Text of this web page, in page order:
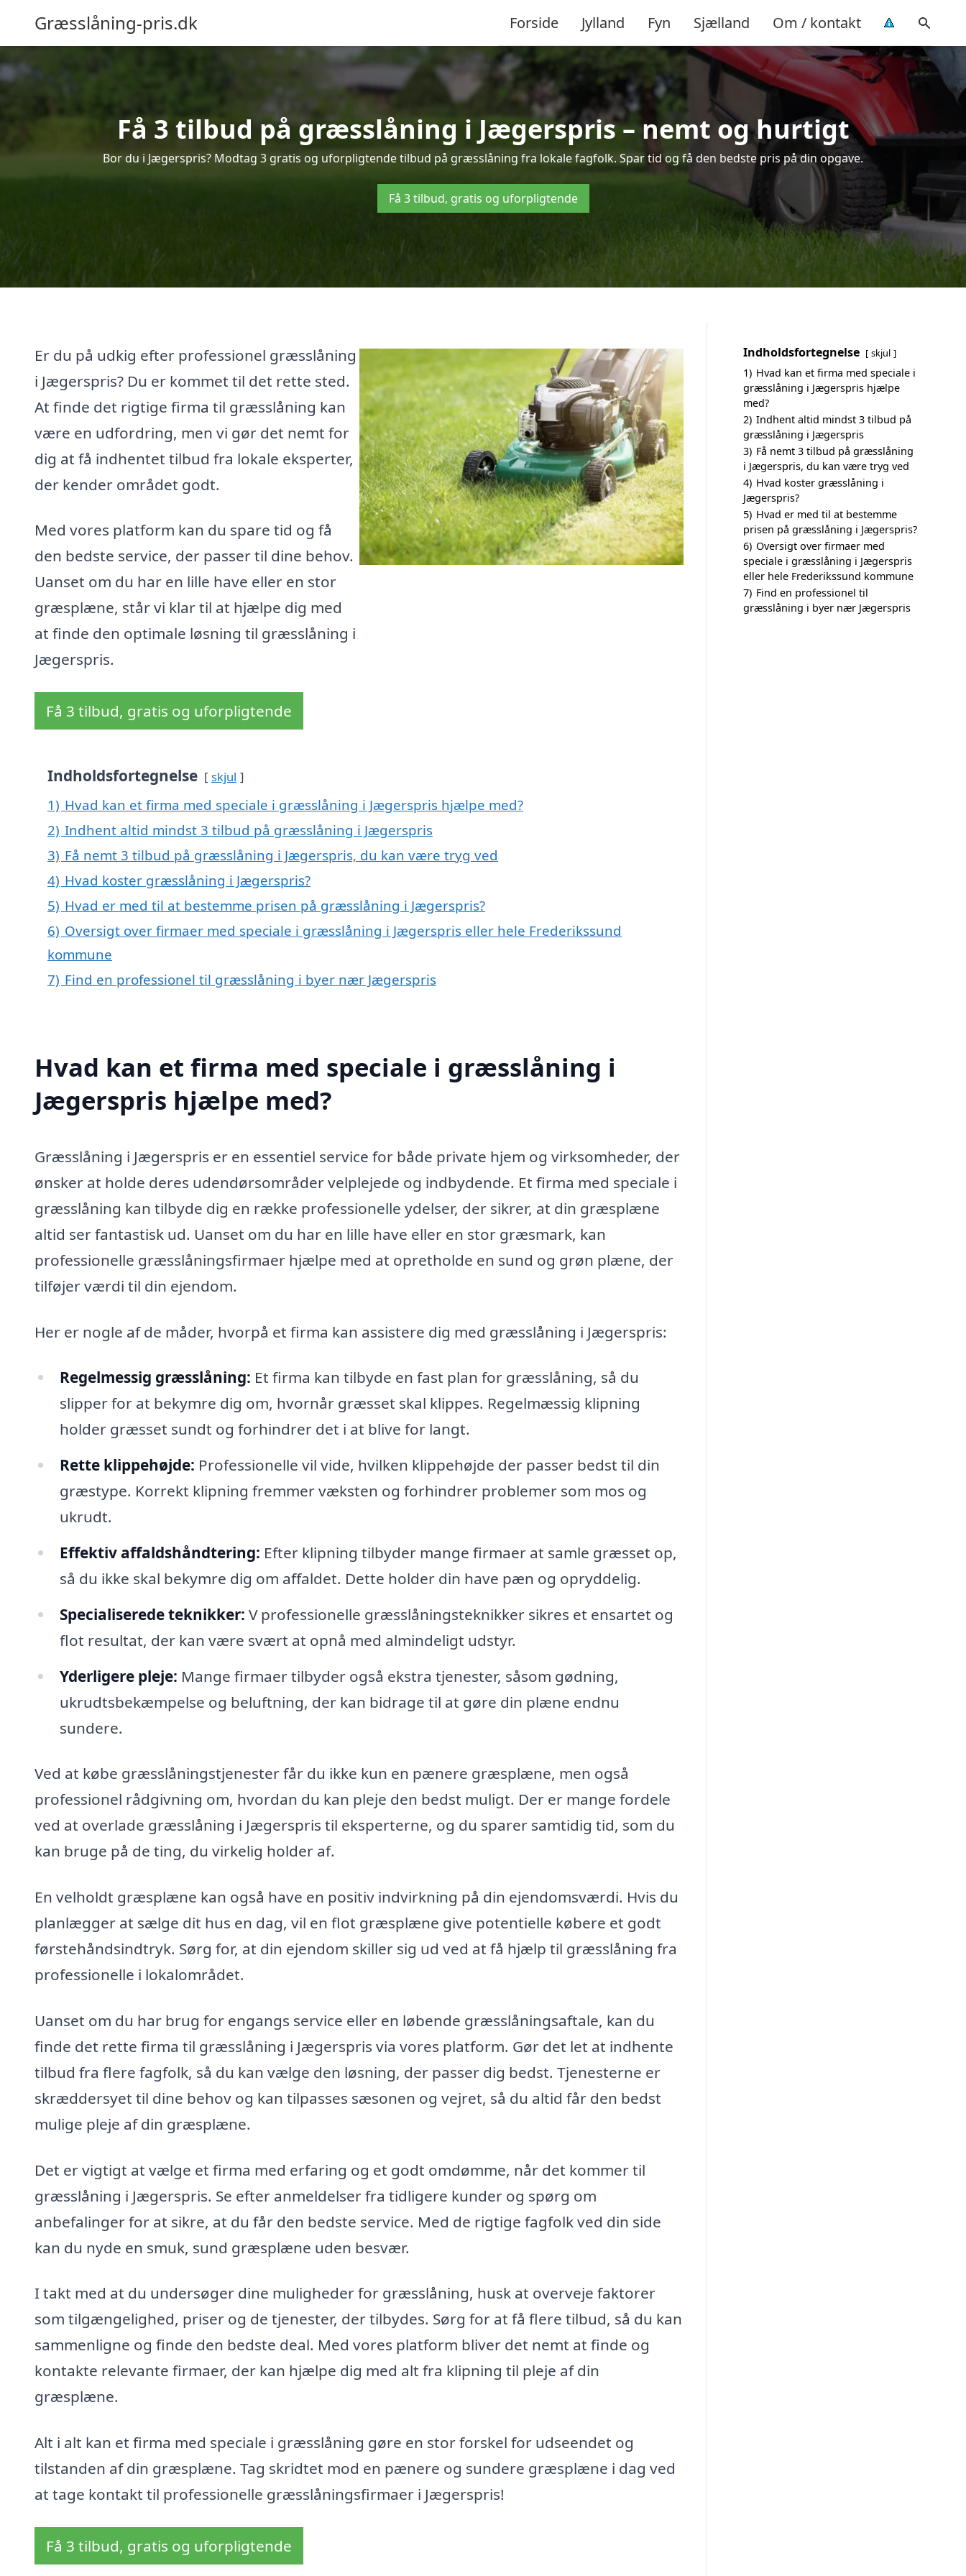
Græsslåning-pris.dk Forside Jylland Fyn Sjælland Om / kontakt
Få 3 tilbud på græsslåning i Jægerspris – nemt og hurtigt
Bor du i Jægerspris? Modtag 3 gratis og uforpligtende tilbud på græsslåning fra lokale fagfolk. Spar tid og få den bedste pris på din opgave.
Få 3 tilbud, gratis og uforpligtende
Er du på udkig efter professionel græsslåning
i Jægerspris? Du er kommet til det rette sted.
At finde det rigtige firma til græsslåning kan
være en udfordring, men vi gør det nemt for
dig at få indhentet tilbud fra lokale eksperter,
der kender området godt.
Med vores platform kan du spare tid og få
den bedste service, der passer til dine behov.
Uanset om du har en lille have eller en stor
græsplæne, står vi klar til at hjælpe dig med
at finde den optimale løsning til græsslåning i
Jægerspris.
Få 3 tilbud, gratis og uforpligtende
Indholdsfortegnelse skjul
1) Hvad kan et firma med speciale i græsslåning i Jægerspris hjælpe med?
2) Indhent altid mindst 3 tilbud på græsslåning i Jægerspris
3) Få nemt 3 tilbud på græsslåning i Jægerspris, du kan være tryg ved
4) Hvad koster græsslåning i Jægerspris?
5) Hvad er med til at bestemme prisen på græsslåning i Jægerspris?
6) Oversigt over firmaer med speciale i græsslåning i Jægerspris eller hele Frederikssund
kommune
7) Find en professionel til græsslåning i byer nær Jægerspris
Hvad kan et firma med speciale i græsslåning i
Jægerspris hjælpe med?
Græsslåning i Jægerspris er en essentiel service for både private hjem og virksomheder, der
ønsker at holde deres udendørsområder velplejede og indbydende. Et firma med speciale i
græsslåning kan tilbyde dig en række professionelle ydelser, der sikrer, at din græsplæne
altid ser fantastisk ud. Uanset om du har en lille have eller en stor græsmark, kan
professionelle græsslåningsfirmaer hjælpe med at opretholde en sund og grøn plæne, der
tilføjer værdi til din ejendom.
Her er nogle af de måder, hvorpå et firma kan assistere dig med græsslåning i Jægerspris:
Regelmessig græsslåning: Et firma kan tilbyde en fast plan for græsslåning, så du
slipper for at bekymre dig om, hvornår græsset skal klippes. Regelmæssig klipning
holder græsset sundt og forhindrer det i at blive for langt.
Rette klippehøjde: Professionelle vil vide, hvilken klippehøjde der passer bedst til din
græstype. Korrekt klipning fremmer væksten og forhindrer problemer som mos og
ukrudt.
Effektiv affaldshåndtering: Efter klipning tilbyder mange firmaer at samle græsset op,
så du ikke skal bekymre dig om affaldet. Dette holder din have pæn og opryddelig.
Specialiserede teknikker: V professionelle græsslåningsteknikker sikres et ensartet og
flot resultat, der kan være svært at opnå med almindeligt udstyr.
Yderligere pleje: Mange firmaer tilbyder også ekstra tjenester, såsom gødning,
ukrudtsbekæmpelse og beluftning, der kan bidrage til at gøre din plæne endnu
sundere.
Ved at købe græsslåningstjenester får du ikke kun en pænere græsplæne, men også
professionel rådgivning om, hvordan du kan pleje den bedst muligt. Der er mange fordele
ved at overlade græsslåning i Jægerspris til eksperterne, og du sparer samtidig tid, som du
kan bruge på de ting, du virkelig holder af.
En velholdt græsplæne kan også have en positiv indvirkning på din ejendomsværdi. Hvis du
planlægger at sælge dit hus en dag, vil en flot græsplæne give potentielle købere et godt
førstehåndsindtryk. Sørg for, at din ejendom skiller sig ud ved at få hjælp til græsslåning fra
professionelle i lokalområdet.
Uanset om du har brug for engangs service eller en løbende græsslåningsaftale, kan du
finde det rette firma til græsslåning i Jægerspris via vores platform. Gør det let at indhente
tilbud fra flere fagfolk, så du kan vælge den løsning, der passer dig bedst. Tjenesterne er
skræddersyet til dine behov og kan tilpasses sæsonen og vejret, så du altid får den bedst
mulige pleje af din græsplæne.
Det er vigtigt at vælge et firma med erfaring og et godt omdømme, når det kommer til
græsslåning i Jægerspris. Se efter anmeldelser fra tidligere kunder og spørg om
anbefalinger for at sikre, at du får den bedste service. Med de rigtige fagfolk ved din side
kan du nyde en smuk, sund græsplæne uden besvær.
I takt med at du undersøger dine muligheder for græsslåning, husk at overveje faktorer
som tilgængelighed, priser og de tjenester, der tilbydes. Sørg for at få flere tilbud, så du kan
sammenligne og finde den bedste deal. Med vores platform bliver det nemt at finde og
kontakte relevante firmaer, der kan hjælpe dig med alt fra klipning til pleje af din
græsplæne.
Alt i alt kan et firma med speciale i græsslåning gøre en stor forskel for udseendet og
tilstanden af din græsplæne. Tag skridtet mod en pænere og sundere græsplæne i dag ved
at tage kontakt til professionelle græsslåningsfirmaer i Jægerspris!
Få 3 tilbud, gratis og uforpligtende
Indholdsfortegnelse skjul
1) Hvad kan et firma med speciale i
græsslåning i Jægerspris hjælpe
med?
2) Indhent altid mindst 3 tilbud på
græsslåning i Jægerspris
3) Få nemt 3 tilbud på græsslåning
i Jægerspris, du kan være tryg ved
4) Hvad koster græsslåning i
Jægerspris?
5) Hvad er med til at bestemme
prisen på græsslåning i Jægerspris?
6) Oversigt over firmaer med
speciale i græsslåning i Jægerspris
eller hele Frederikssund kommune
7) Find en professionel til
græsslåning i byer nær Jægerspris